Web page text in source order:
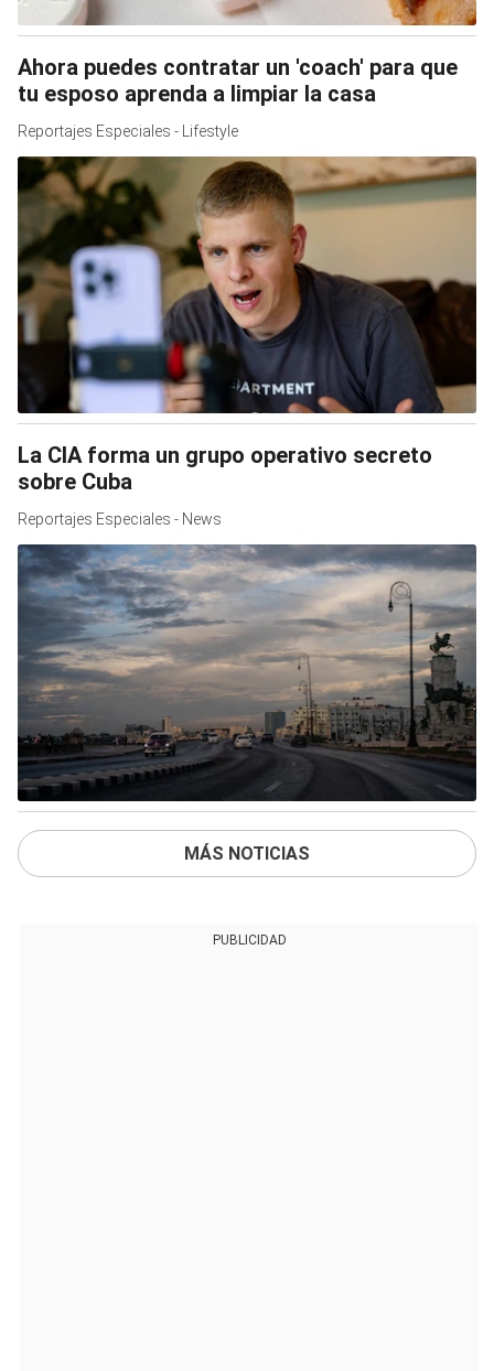
Ahora puedes contratar un 'coach' para que
tu esposo aprenda a limpiar la casa
Reportajes Especiales - Lifestyle
La CIA forma un grupo operativo secreto
sobre Cuba
Reportajes Especiales - News
MÁS NOTICIAS
PUBLICIDAD